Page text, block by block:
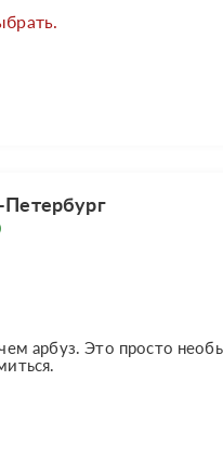
Петербург
арбуз. Это просто